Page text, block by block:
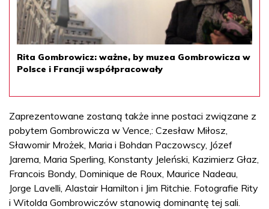
Rita Gombrowicz: ważne, by muzea Gombrowicza w
Polsce i Francji współpracowały
Zaprezentowane zostaną także inne postaci związane z
pobytem Gombrowicza w Vence,: Czesław Miłosz,
Sławomir Mrożek, Maria i Bohdan Paczowscy, Józef
Jarema, Maria Sperling, Konstanty Jeleński, Kazimierz Głaz,
Francois Bondy, Dominique de Roux, Maurice Nadeau,
Jorge Lavelli, Alastair Hamilton i Jim Ritchie. Fotografie Rity
i Witolda Gombrowiczów stanowią dominantę tej sali.